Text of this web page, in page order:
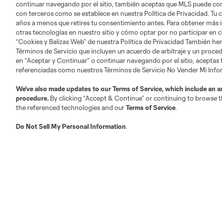
Atlanta Charlotte
LA
LAFC Miami
continuar navegando por el sitio, también aceptas que MLS puede
con terceros como se establece en nuestra Política de Privacidad.
años a menos que retires tu consentimiento antes. Para obtener
otras tecnologías en nuestro sitio y cómo optar por no participar en
“Cookies y Balizas Web” de nuestra Política de Privacidad También
Términos de Servicio que incluyen un acuerdo de arbitraje y un
en “Aceptar y Continuar” o continuar navegando por el sitio,
referenciadas como nuestros Términos de Servicio No Vender Mi
We’ve also made updates to ourTerms of Service, which include an
procedure. By clicking “Accept & Continue” or continuing to
the referenced technologies and ourTerms of Service.
Do Not Sell My Personal Information.